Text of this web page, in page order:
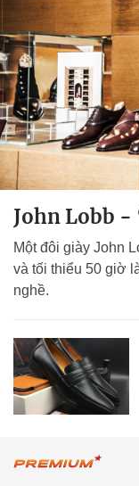
John Lobb -
Một đôi giày John
và tối thiểu 50 giờ
nghề.